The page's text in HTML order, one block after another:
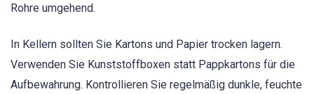
Rohre umgehend.
In Kellern sollten Sie Kartons und Papier trocken lagern.
Verwenden Sie Kunststoffboxen statt Pappkartons für die
Aufbewahrung. Kontrollieren Sie regelmäßig dunkle, feuchte